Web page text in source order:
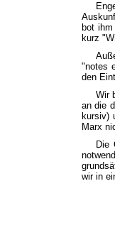
bot
kurz
"notes
den
Wir
an die
kursiv)
Marx
Die
wir in